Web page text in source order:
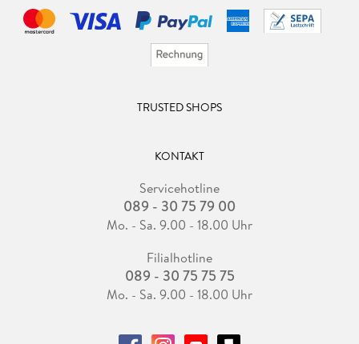
TRUSTED SHOPS
KONTAKT
Servicehotline
089 - 30 75 79 00
Mo. - Sa. 9.00 - 18.00 Uhr
Filialhotline
089 - 30 75 75 75
Mo. - Sa. 9.00 - 18.00 Uhr